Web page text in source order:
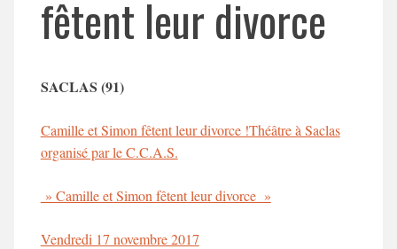
fêtent leur divorce
SACLAS (91)
Camille et Simon fêtent leur divorce !Théâtre à Saclas
organisé par le C.C.A.S.
» Camille et Simon fêtent leur divorce »
Vendredi 17 novembre 2017